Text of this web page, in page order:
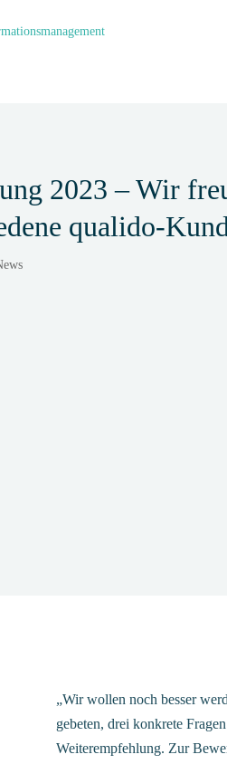
2023 – Wir
qualido-
„Wir wollen noch besser
gebeten, drei konkrete
Weiterempfehlung. Zur